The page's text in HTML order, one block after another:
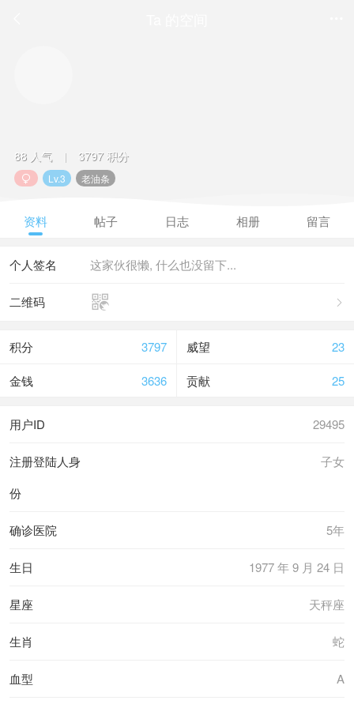
88 人气 | 3797 积分
 Lv.3 老油条
资料 帖子 日志 相册 留言
这家伙很懒, 什么也没留下...
个人签名


二维码
3797
积分 23
威望
3636
金钱 25
贡献
29495
用户ID
子女
注册登陆人身
份
5年
确诊医院
1977 年 9 月 24 日
生日
天秤座
星座
蛇
生肖
A
血型